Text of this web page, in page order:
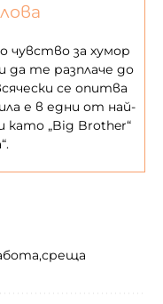
чувство за хумор
да те разплаче до
се опитва
е в едни от най-
„Big Brother“
среща